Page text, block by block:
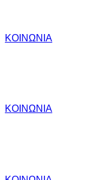
ΚΟΙΝΩΝΙΑ
ΚΟΙΝΩΝΙΑ